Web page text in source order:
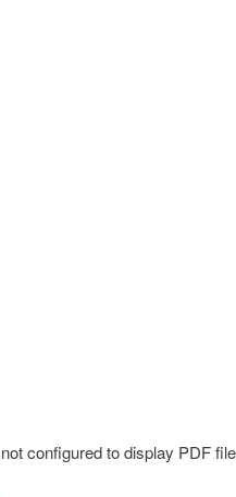
configured to display PDF